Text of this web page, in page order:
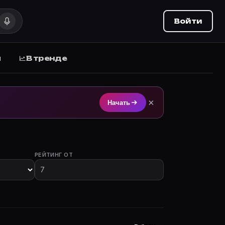
на Movie Planner (movie-planner.ru).
Войти
В тренде
Начать ×
РЕЙТИНГ ОТ